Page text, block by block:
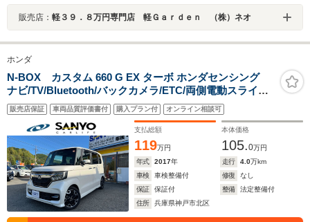
販売店： 軽３９．８万円専門店 軽Ｇａｒｄｅｎ （株）ネオ
ホンダ
N-BOX カスタム 660 G EX ターボ ホンダセンシング
ナビ/TV/Bluetooth/バックカメラ/ETC/両側電動スライド
ドア/ターボ/ホンダセンシング
販売店保証 車両品質評価書付 購入プラン付 オンライン相談可
支払総額
119万円
本体価格
105.0万円
年式
2017年 走行 4.0万km
車検
車検整備付 修復
なし
保証
保証付 整備
法定整備付
住所
兵庫県神戸市北区